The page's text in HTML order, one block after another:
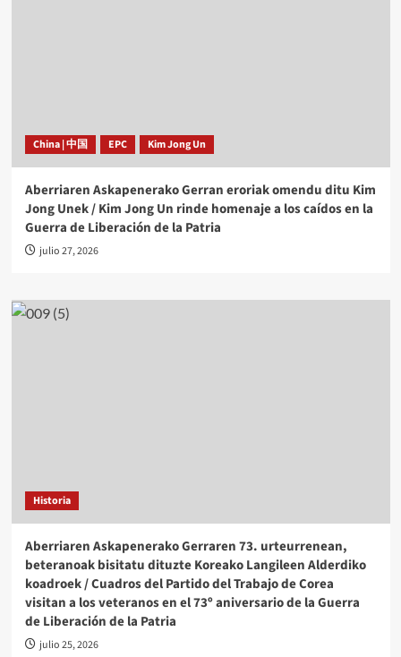
China | 中国 EPC Kim Jong Un
Aberriaren Askapenerako Gerran eroriak omendu ditu Kim
Jong Unek / Kim Jong Un rinde homenaje a los caídos en la
Guerra de Liberación de la Patria
julio 27, 2026
Historia
Aberriaren Askapenerako Gerraren 73. urteurrenean,
beteranoak bisitatu dituzte Koreako Langileen Alderdiko
koadroek / Cuadros del Partido del Trabajo de Corea
visitan a los veteranos en el 73º aniversario de la Guerra
de Liberación de la Patria
julio 25, 2026